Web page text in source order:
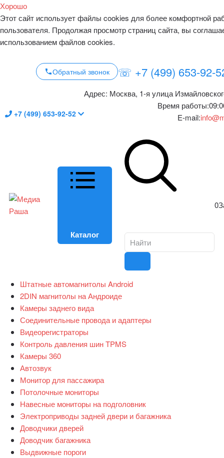
Хорошо
Этот сайт использует файлы cookies для более комфортной
пользователя. Продолжая просмотр страниц сайта, вы
использованием файлов cookies.
Обратный звонок ☏ +7 (499) 653-92-
+7 (499) 653-92-52
Адрес: Москва, 1-я улица
Время работы:
E-mail:
Каталог
0
Штатные автомагнитолы Android
2DIN магнитолы на Андроиде
Камеры заднего вида
Соединительные провода и адаптеры
Видеорегистраторы
Контроль давления шин TPMS
Камеры 360
Автозвук
Монитор для пассажира
Потолочные мониторы
Навесные мониторы на подголовник
Электроприводы задней двери и багажника
Доводчики дверей
Доводчик багажника
Выдвижные пороги